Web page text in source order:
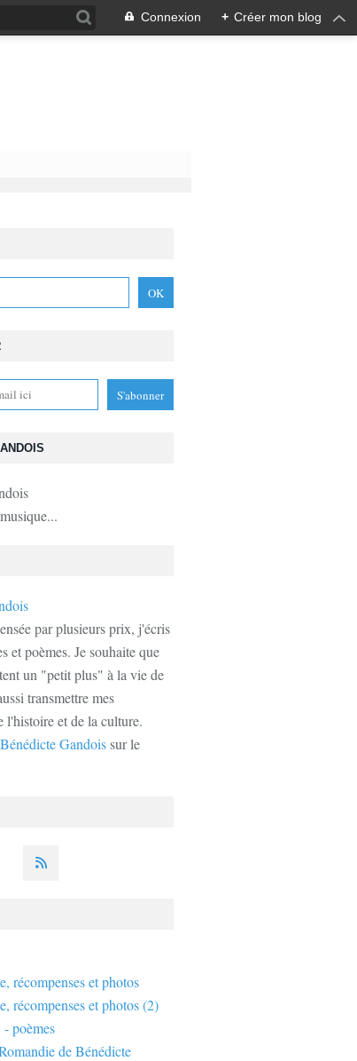
Connexion + Créer mon blog
par plusieurs prix, j'écris
et poèmes. Je souhaite que
un "petit plus" à la vie de
transmettre mes
l'histoire et de la culture.
Bénédicte Gandoissur le
récompenses et photos
récompenses et photos (2)
poèmes
de Bénédicte